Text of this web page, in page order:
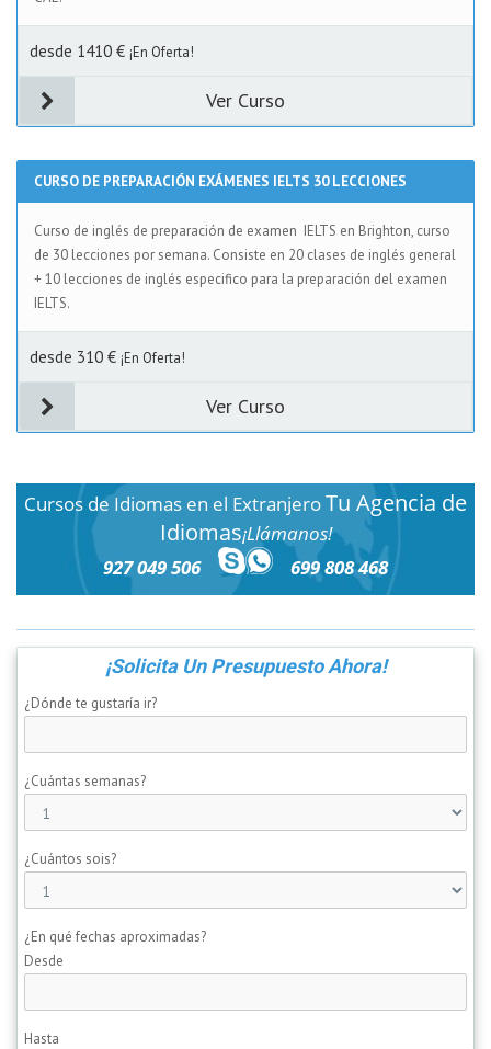
desde 1410 € ¡En Oferta!
Ver Curso
CURSO DE PREPARACIÓN EXÁMENES IELTS 30 LECCIONES
Curso de inglés de preparación de examen IELTS en Brighton, curso
de 30 lecciones por semana. Consiste en 20 clases de inglés general
+ 10 lecciones de inglés especifico para la preparación del examen
IELTS.
desde 310 € ¡En Oferta!
Ver Curso
Cursos de Idiomas en el ExtranjeroTu Agencia de
Idiomas¡Llámanos!
927 049 506
699 808 468
¡Solicita Un Presupuesto Ahora!
¿Dónde te gustaría ir?
¿Cuántas semanas?
¿Cuántos sois?
¿En qué fechas aproximadas?
Desde
Hasta